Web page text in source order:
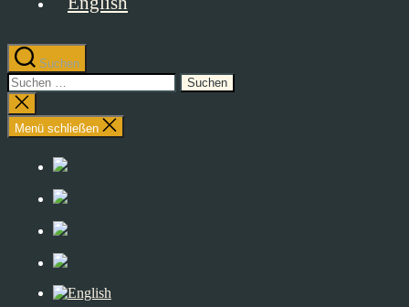
Suchen
Suchen
nach:
Suche
schließen
Menü schließen